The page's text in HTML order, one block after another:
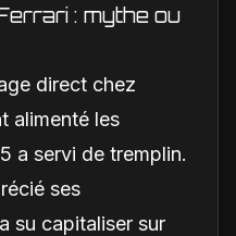
: mythe ou
direct chez
alimenté les
a servi de tremplin.
ses
su capitaliser sur